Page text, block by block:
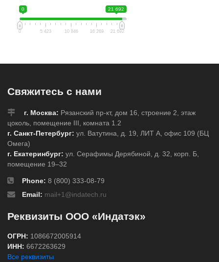
0 21 692
0 5 423 10 846 16 269 21 692
Свяжитесь с нами
г. Москва: Рязанский пр-кт, дом 16, строение 2, этаж
цоколь, помещение III, комната 1.2
г. Санкт-Петербург: ул. Ватутина, д. 19, ЛИТ А, офис 109 (БЦ
Омега)
г. Екатеринбург: ул. Серафимы Дерябиной, д. 32, корп. Б,
помещение 19–32
Phone: 8 (800) 333-08-79
Email: mail+1@indatech.ru
Реквизиты ООО «Индатэк»
ОГРН: 1086672005914
ИНН: 6672263629
Все реквизиты